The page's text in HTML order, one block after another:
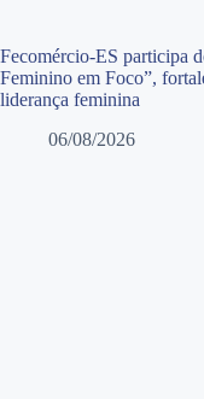
Fecomércio-ES participa
Feminino em Foco”,
liderança feminina
06/08/2026